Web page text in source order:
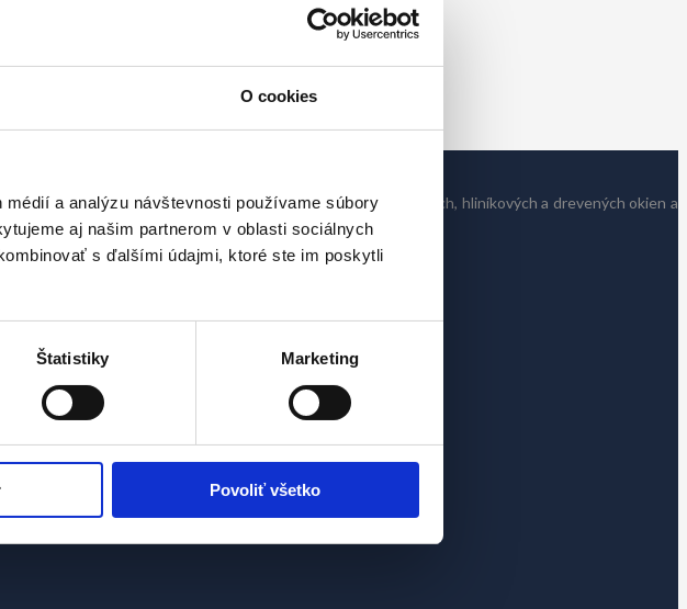
O cookies
a analýzu návštevnosti používame súbory
aj našim partnerom v oblasti sociálnych
s ďalšími údajmi, ktoré ste im poskytli
Štatistiky Marketing
Povoliť všetko
objektov. V súčasnosti sa zaoberáme predajom plastových, hliníkových a drevených okien a